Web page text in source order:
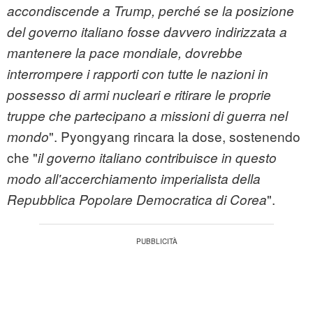
accondiscende a Trump, perché se la posizione
del governo italiano fosse davvero indirizzata a
mantenere la pace mondiale, dovrebbe
interrompere i rapporti con tutte le nazioni in
possesso di armi nucleari e ritirare le proprie
truppe che partecipano a missioni di guerra nel
mondo". Pyongyang rincara la dose, sostenendo
che "il governo italiano contribuisce in questo
modo all'accerchiamento imperialista della
Repubblica Popolare Democratica di Corea".